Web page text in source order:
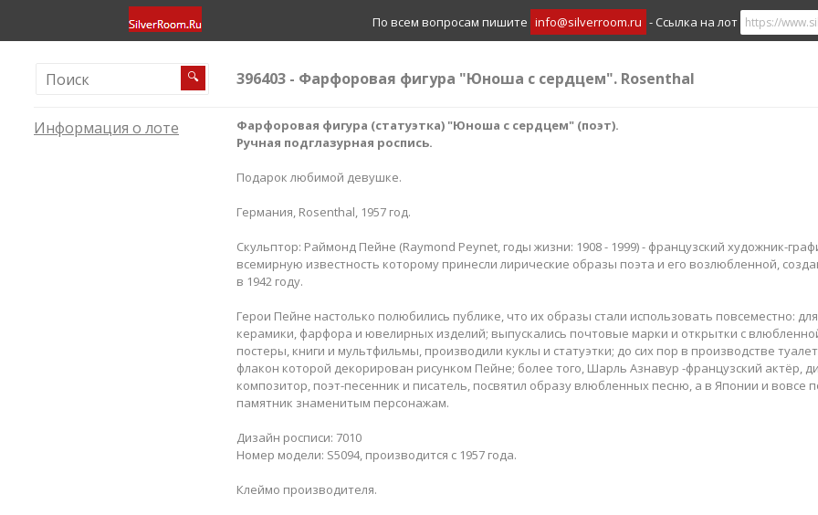
По всем вопросам пишите info@silverroom.ru - Ссылка на лот
🔍 396403 - Фарфоровая фигура "Юноша с сердцем". Rosenthal
Информация о лоте
Фарфоровая фигура (статуэтка) "Юноша с сердцем" (поэт)​.
Ручная подглазурная роспись.
Подарок любимой девушке.
Германия, Rosenthal, 1957 год.
Скульптор: Раймонд Пейне (Raymond Peynet, годы жизни: 1908 - 1999) - французский художник-
всемирную известность которому принесли лирические образы поэта и его возлюбленной,
в 1942 году.
Герои Пейне настолько полюбились публике, что их образы стали использовать повсеместно:
керамики, фарфора и ювелирных изделий; выпускались почтовые марки и открытки с
постеры, книги и мультфильмы, производили куклы и статуэтки; до сих пор в производстве
флакон которой декорирован рисунком Пейне; более того, Шарль Азнавур -французский актёр,
композитор, поэт-песенник и писатель, посвятил образу влюбленных песню, а в Японии и вовсе
памятник знаменитым персонажам.
Дизайн росписи: 7010
Номер модели: S5094, производится с 1957 года.
Клеймо производителя.